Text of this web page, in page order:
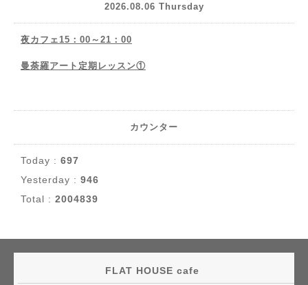
2026.08.06 Thursday
夜カフェ15：00～21：00
曼荼羅アート定期レッスン①
カウンター
Today : 697
Yesterday : 946
Total : 2004839
FLAT HOUSE cafe